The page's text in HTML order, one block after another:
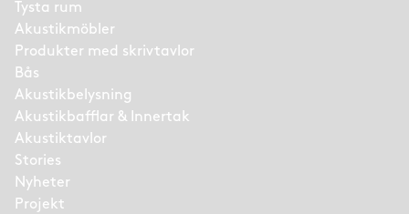
Tysta rum
Akustikmöbler
Produkter med skrivtavlor
Bås
Akustikbelysning
Akustikbafflar & Innertak
Akustiktavlor
Stories
Nyheter
Projekt